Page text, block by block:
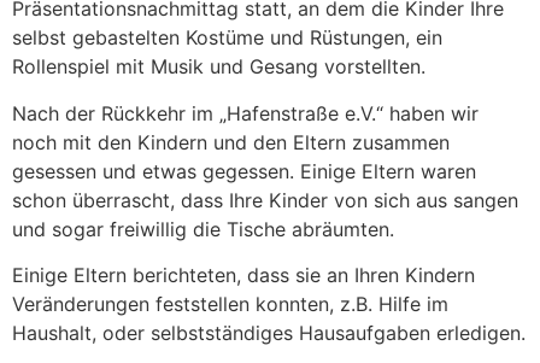
Präsentationsnachmittag statt, an dem die Kinder Ihre
selbst gebastelten Kostüme und Rüstungen, ein
Rollenspiel mit Musik und Gesang vorstellten.
Nach der Rückkehr im „Hafenstraße e.V.“ haben wir
noch mit den Kindern und den Eltern zusammen
gesessen und etwas gegessen. Einige Eltern waren
schon überrascht, dass Ihre Kinder von sich aus sangen
und sogar freiwillig die Tische abräumten.
Einige Eltern berichteten, dass sie an Ihren Kindern
Veränderungen feststellen konnten, z.B. Hilfe im
Haushalt, oder selbstständiges Hausaufgaben erledigen.